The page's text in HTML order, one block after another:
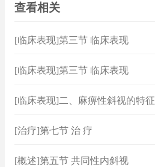
查看相关
[临床表现]第三节 临床表现
[临床表现]第三节 临床表现
[临床表现]二、麻痹性斜视的特征
[治疗]第七节 治 疗
[概述]第五节 共同性内斜视